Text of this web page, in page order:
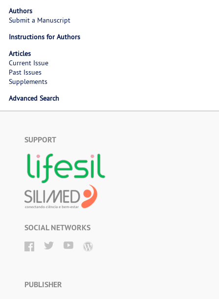
Authors
Submit a Manuscript
Instructions for Authors
Articles
Current Issue
Past Issues
Supplements
Advanced Search
SUPPORT
SOCIAL NETWORKS
PUBLISHER